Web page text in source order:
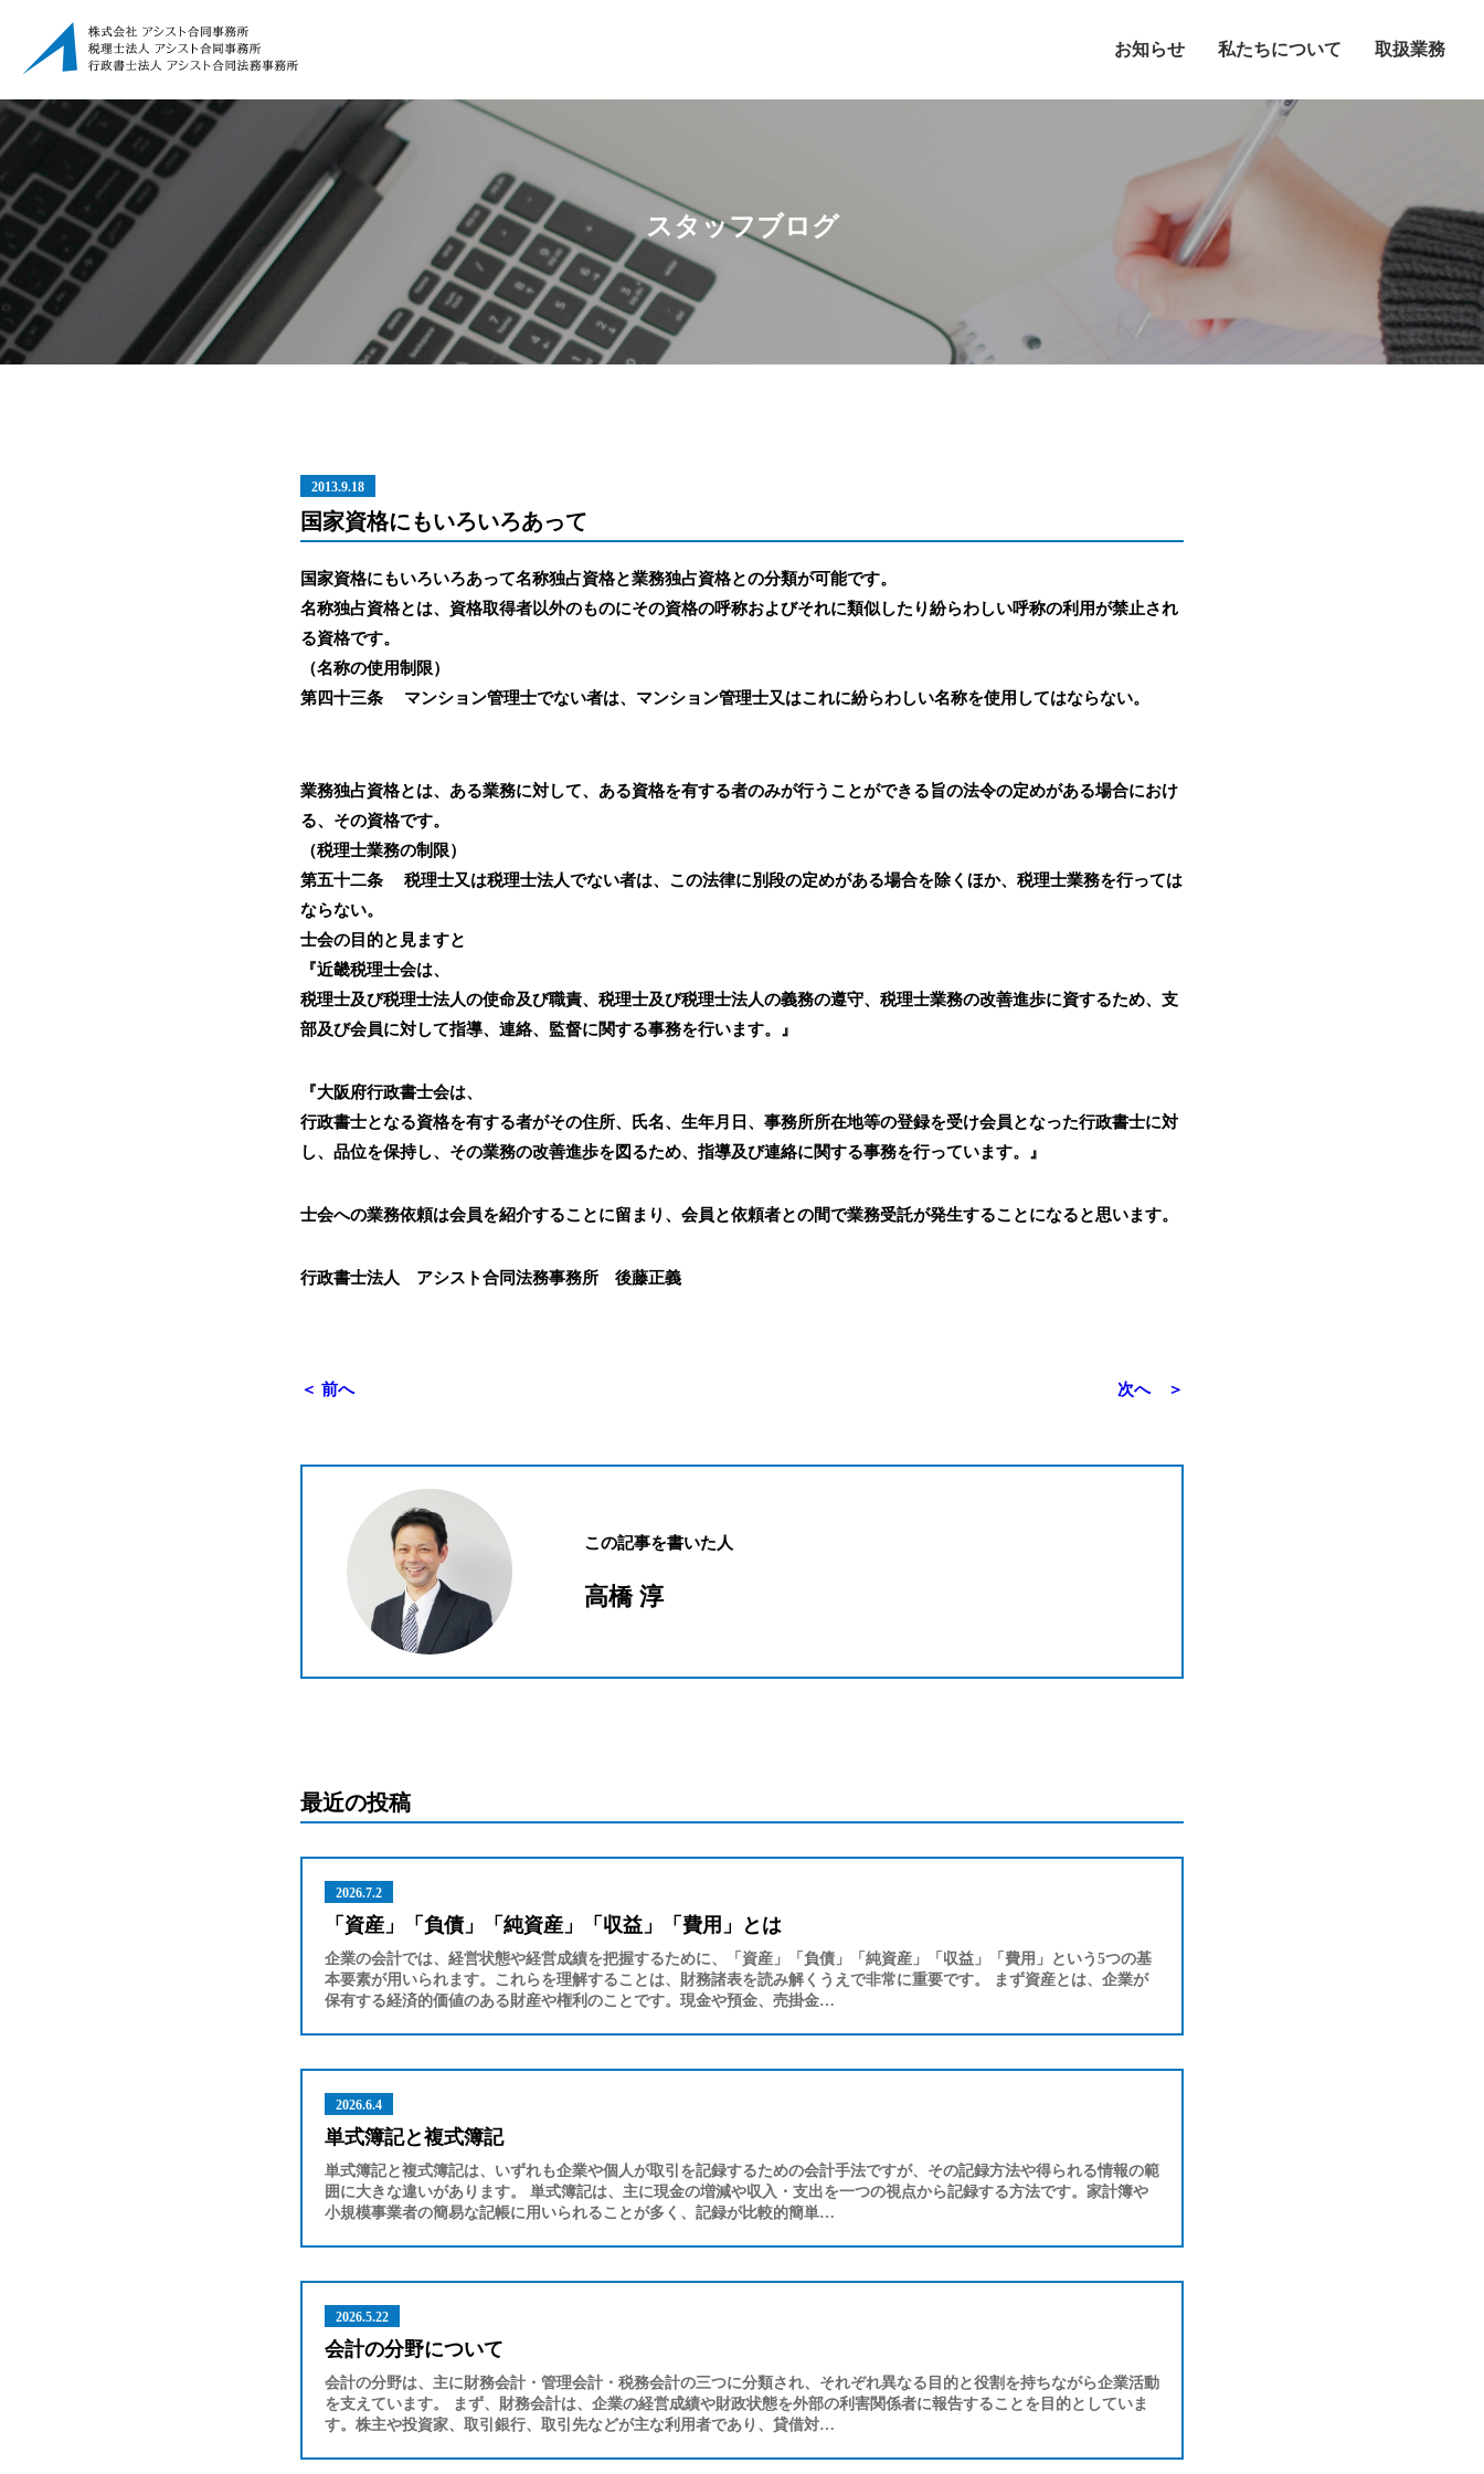
お知らせ 私たちについて 取扱業務
スタッフブログ
2013.9.18
国家資格にもいろいろあって
国家資格にもいろいろあって名称独占資格と業務独占資格との分類が可能です。
名称独占資格とは、資格取得者以外のものにその資格の呼称およびそれに類似したり紛らわしい呼称の利用が禁止され
る資格です。
（名称の使用制限）
第四十三条 マンション管理士でない者は、マンション管理士又はこれに紛らわしい名称を使用してはならない。
業務独占資格とは、ある業務に対して、ある資格を有する者のみが行うことができる旨の法令の定めがある場合におけ
る、その資格です。
（税理士業務の制限）
第五十二条 税理士又は税理士法人でない者は、この法律に別段の定めがある場合を除くほか、税理士業務を行っては
ならない。
士会の目的と見ますと
『近畿税理士会は、
税理士及び税理士法人の使命及び職責、税理士及び税理士法人の義務の遵守、税理士業務の改善進歩に資するため、支
部及び会員に対して指導、連絡、監督に関する事務を行います。』
『大阪府行政書士会は、
行政書士となる資格を有する者がその住所、氏名、生年月日、事務所所在地等の登録を受け会員となった行政書士に対
し、品位を保持し、その業務の改善進歩を図るため、指導及び連絡に関する事務を行っています。』
士会への業務依頼は会員を紹介することに留まり、会員と依頼者との間で業務受託が発生することになると思います。
行政書士法人 アシスト合同法務事務所 後藤正義
＜ 前へ 次へ ＞
この記事を書いた人
高橋 淳
最近の投稿
2026.7.2
「資産」「負債」「純資産」「収益」「費用」とは
企業の会計では、経営状態や経営成績を把握するために、「資産」「負債」「純資産」「収益」「費用」という5つの基
本要素が用いられます。これらを理解することは、財務諸表を読み解くうえで非常に重要です。 まず資産とは、企業が
保有する経済的価値のある財産や権利のことです。現金や預金、売掛金…
2026.6.4
単式簿記と複式簿記
単式簿記と複式簿記は、いずれも企業や個人が取引を記録するための会計手法ですが、その記録方法や得られる情報の範
囲に大きな違いがあります。 単式簿記は、主に現金の増減や収入・支出を一つの視点から記録する方法です。家計簿や
小規模事業者の簡易な記帳に用いられることが多く、記録が比較的簡単…
2026.5.22
会計の分野について
会計の分野は、主に財務会計・管理会計・税務会計の三つに分類され、それぞれ異なる目的と役割を持ちながら企業活動
を支えています。 まず、財務会計は、企業の経営成績や財政状態を外部の利害関係者に報告することを目的としていま
す。株主や投資家、取引銀行、取引先などが主な利用者であり、貸借対…